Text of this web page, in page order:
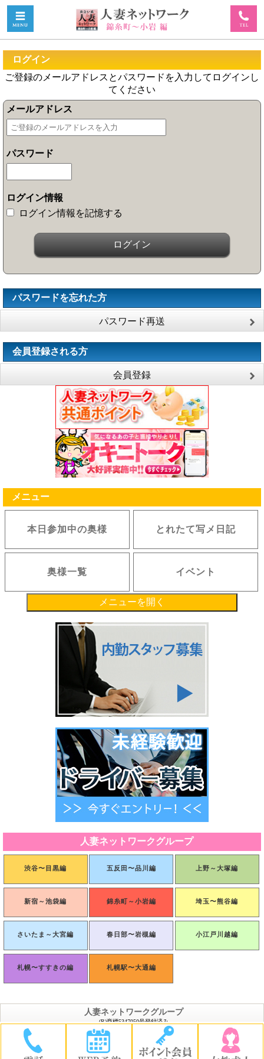
ログイン
ご登録のメールアドレスとパスワードを入力してログインし
てください
メールアドレス
パスワード
ログイン情報
ログイン情報を記憶する
パスワードを忘れた方
パスワード再送
会員登録される方
会員登録
メニュー
本日参加中の奥様 とれたて写メ日記
奥様一覧 イベント
メニューを開く
人妻ネットワークグループ
渋谷〜目黒編 五反田〜品川編 上野～大塚編
新宿～池袋編 錦糸町～小岩編 埼玉〜熊谷編
さいたま～大宮編 春日部〜岩槻編 小江戸川越編
札幌〜すすきの編 札幌駅〜大通編
人妻ネットワークグループ
(R)商標5347050号登録済み